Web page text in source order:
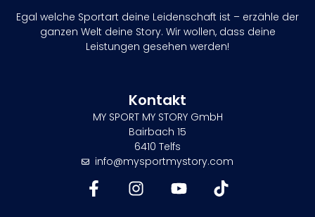
Egal welche Sportart deine Leidenschaft ist – erzähle der
ganzen Welt deine Story. Wir wollen, dass deine
Leistungen gesehen werden!
Kontakt
MY SPORT MY STORY GmbH
Bairbach 15
6410 Telfs
info@mysportmystory.com